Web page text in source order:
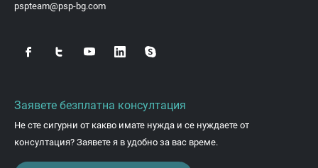
pspteam@psp-bg.com
Заявете безплатна консултация
Не сте сигурни от какво имате нужда и се нуждаете от
консултация? Заявете я в удобно за вас време.